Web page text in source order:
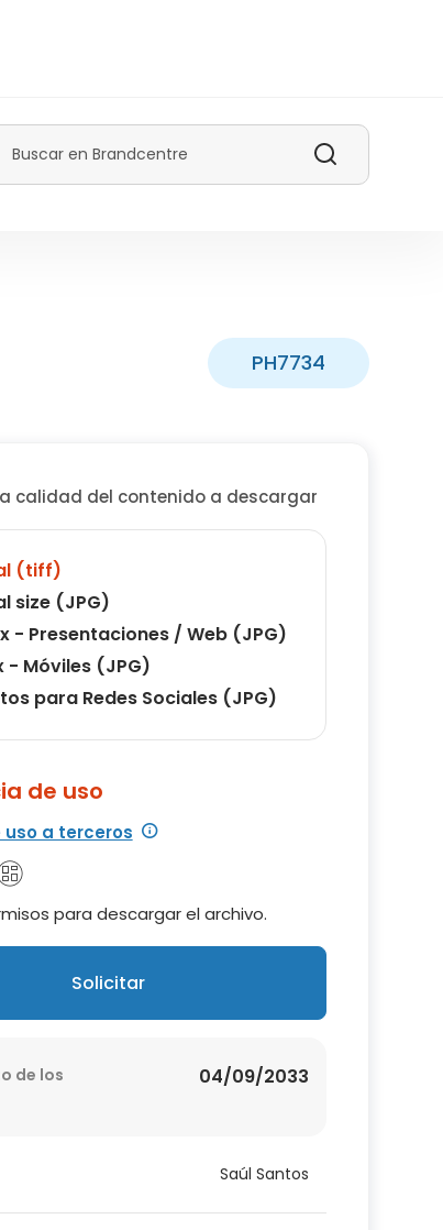
Buscar
PH7734
calidad del contenido a descargar
(tiff)
size (JPG)
- Presentaciones / Web (JPG)
- Móviles (JPG)
para Redes Sociales (JPG)
de uso
uso a terceros
para descargar el archivo.
Solicitar
de los
04/09/2033
Saúl Santos